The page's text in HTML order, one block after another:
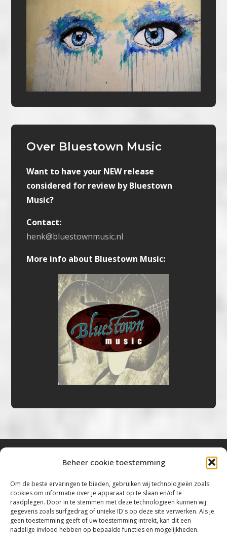
Beheer cookie toestemming
Om de beste ervaringen te bieden, gebruiken wij technologieën zoals
cookies om informatie over je apparaat op te slaan en/of te
raadplegen. Door in te stemmen met deze technologieën kunnen wij
gegevens zoals surfgedrag of unieke ID's op deze site verwerken. Als je
geen toestemming geeft of uw toestemming intrekt, kan dit een
nadelige invloed hebben op bepaalde functies en mogelijkheden.
Over Bluestown Music
Want to have your NEW release
considered for review by Bluestown
Music?
Contact:
henk@bluestownmusic.nl
More info about Bluestown Music:
“Voor de mooiste Blues, Rock, Roots &
Americana”
Copyright 2019 – 2026 Bluestown Music – All